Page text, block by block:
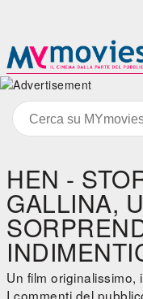
HEN -
GALLINA,
Un film
I commenti del